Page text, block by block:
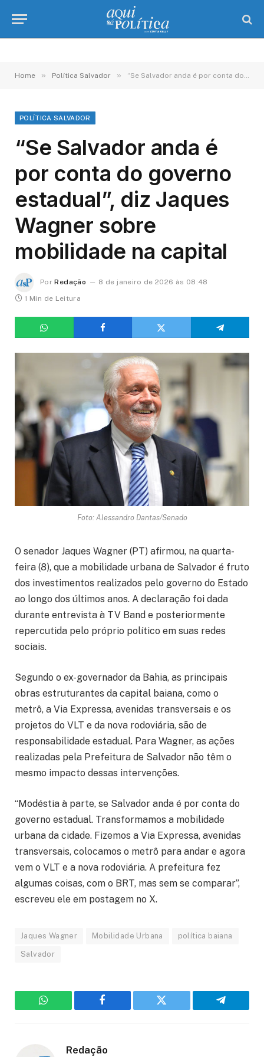
Home » Política Salvador » “Se Salvador anda é por conta do governo estadual”, diz Jaques Wagner sobre mobilidade na capital
POLÍTICA SALVADOR
“Se Salvador anda é
por conta do governo
estadual”, diz Jaques
Wagner sobre
mobilidade na capital
Por Redação
8 de janeiro de 2026 às 08:48
1 Min de Leitura
Foto: Alessandro Dantas/Senado
O senador Jaques Wagner (PT) afirmou, na quarta-
feira (8), que a mobilidade urbana de Salvador é fruto
dos investimentos realizados pelo governo do Estado
ao longo dos últimos anos. A declaração foi dada
durante entrevista à TV Band e posteriormente
repercutida pelo próprio político em suas redes
sociais.
Segundo o ex-governador da Bahia, as principais
obras estruturantes da capital baiana, como o
metrô, a Via Expressa, avenidas transversais e os
projetos do VLT e da nova rodoviária, são de
responsabilidade estadual. Para Wagner, as ações
realizadas pela Prefeitura de Salvador não têm o
mesmo impacto dessas intervenções.
“Modéstia à parte, se Salvador anda é por conta do
governo estadual. Transformamos a mobilidade
urbana da cidade. Fizemos a Via Expressa, avenidas
transversais, colocamos o metrô para andar e agora
vem o VLT e a nova rodoviária. A prefeitura fez
algumas coisas, com o BRT, mas sem se comparar”,
escreveu ele em postagem no X.
Jaques Wagner Mobilidade Urbana política baiana
Salvador
WhatsApp Facebook Twitter Telegram
Redação